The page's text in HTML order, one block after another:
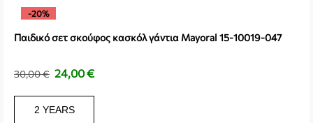
-20%
Παιδικό σετ σκούφος κασκόλ γάντια Mayoral 15-10019-047
30,00€ 24,00€
2 YEARS